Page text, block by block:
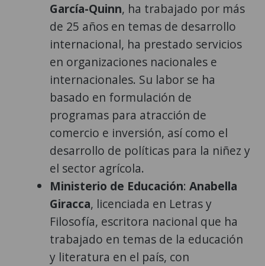
García-Quinn, ha trabajado por más
de 25 años en temas de desarrollo
internacional, ha prestado servicios
en organizaciones nacionales e
internacionales. Su labor se ha
basado en formulación de
programas para atracción de
comercio e inversión, así como el
desarrollo de políticas para la niñez y
el sector agrícola.
Ministerio de Educación: Anabella
Giracca, licenciada en Letras y
Filosofía, escritora nacional que ha
trabajado en temas de la educación
y literatura en el país, con